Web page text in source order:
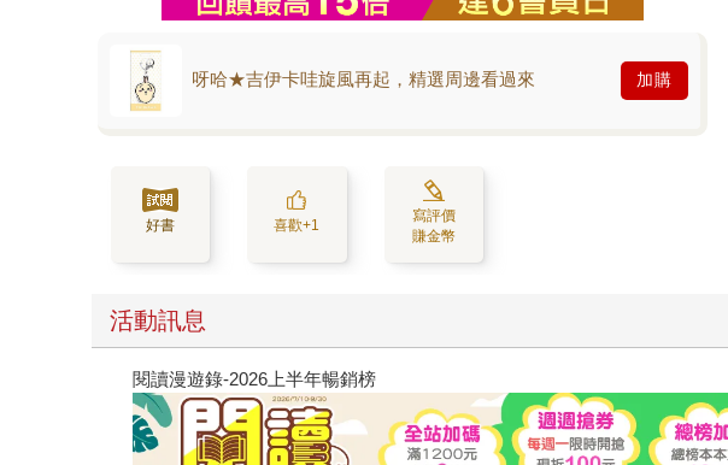
呀哈★吉伊卡哇旋風再起，精選周邊看過來 加購
好書 喜歡+1
寫評價
賺金幣
活動訊息
閱讀漫遊錄-2026上半年暢銷榜